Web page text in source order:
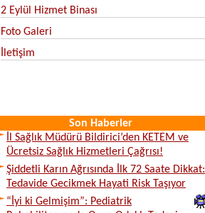
2 Eylül Hizmet Binası
Foto Galeri
İletişim
Son Haberler
İl Sağlık Müdürü Bildirici’den KETEM ve
Ücretsiz Sağlık Hizmetleri Çağrısı!
Şiddetli Karın Ağrısında İlk 72 Saate Dikkat:
Tedavide Gecikmek Hayati Risk Taşıyor
“İyi ki Gelmişim”: Pediatrik